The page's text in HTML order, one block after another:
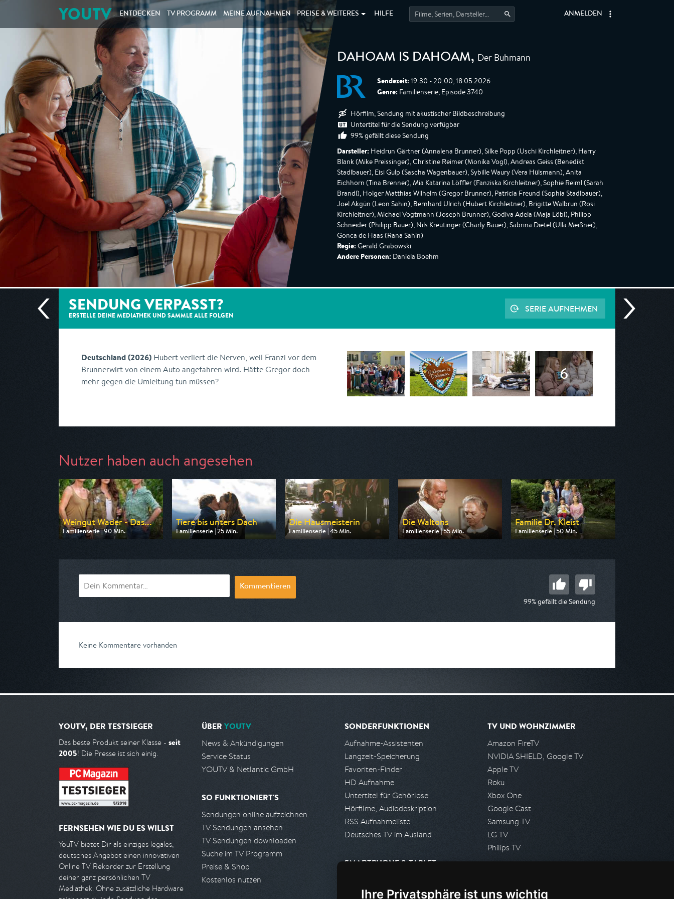
Ihre Privatsphäre ist uns wichtig
YOUTV ENTDECKEN TV PROGRAMM MEINEAUFNAHMEN PREISE & WEITERES HILFE ANMELDEN
DAHOAM IS DAHOAM, Der Buhmann
Sendezeit: 19:30 - 20:00, 18.05.2026
Genre: Familienserie, Episode 3740
Hörfilm, Sendung mit akustischer Bildbeschreibung
Untertitel für die Sendung verfügbar
99% gefällt diese Sendung
Darsteller: Heidrun Gärtner (Annalena Brunner), Silke Popp (Uschi Kirchleitner), Harry
Blank (Mike Preissinger), Christine Reimer (Monika Vogl), Andreas Geiss (Benedikt
Stadlbauer), Eisi Gulp (Sascha Wagenbauer), Sybille Waury (Vera Hülsmann), Anita
Eichhorn (Tina Brenner), Mia Katarina Löffler (Fanziska Kirchleitner), Sophie Reiml (Sarah
Brandl), Holger Matthias Wilhelm (Gregor Brunner), Patricia Freund (Sophia Stadlbauer),
Joel Akgün (Leon Sahin), Bernhard Ulrich (Hubert Kirchleitner), Brigitte Walbrun (Rosi
Kirchleitner), Michael Vogtmann (Joseph Brunner), Godiva Adela (Maja Löbl), Philipp
Schneider (Philipp Bauer), Nils Kreutinger (Charly Bauer), Sabrina Dietel (Ulla Meißner),
Gonca de Haas (Rana Sahin)
Regie: Gerald Grabowski
Andere Personen: Daniela Boehm
SENDUNG VERPASST?
ERSTELLE DEINE MEDIATHEK UND SAMMLE ALLE FOLGEN
SERIE AUFNEHMEN
Deutschland (2026) Hubert verliert die Nerven, weil Franzi vor dem
Brunnerwirt von einem Auto angefahren wird. Hätte Gregor doch
mehr gegen die Umleitung tun müssen?
Nutzer haben auch angesehen
Weingut Wader - Das...
Familienserie | 90 Min.
Ausgestrahlt von ARD
Tiere bis unters Dach
Familienserie | 25 Min.
Ausgestrahlt von ARD
Die Hausmeisterin
Familienserie | 45 Min.
Ausgestrahlt von BR
Die Waltons
Familienserie | 55 Min.
Ausgestrahlt von SAT.1 Gold
Familie Dr. Kleist
Familienserie | 50 Min.
Ausgestrahlt von HR
Kommentieren
99% gefällt die Sendung
Keine Kommentare vorhanden
YOUTV, DER TESTSIEGER
Das beste Produkt seiner Klasse - seit
2005! Die Presse ist sich einig.
FERNSEHEN WIE DU ES WILLST
YouTV bietet Dir als einziges legales,
deutsches Angebot einen innovativen
Online TV Rekorder zur Erstellung
deiner ganz persönlichen TV
Mediathek. Ohne zusätzliche Hardware
ÜBER YOUTV
News & Ankündigungen
Service Status
YOUTV & Netlantic GmbH
SO FUNKTIONIERT'S
Sendungen online aufzeichnen
TV Sendungen ansehen
TV Sendungen downloaden
Suche im TV Programm
Preise & Shop
Kostenlos nutzen
SONDERFUNKTIONEN
Aufnahme-Assistenten
Langzeit-Speicherung
Favoriten-Finder
HD Aufnahme
Untertitel für Gehörlose
Hörfilme, Audiodeskription
RSS Aufnahmeliste
Deutsches TV im Ausland
SMARTPHONE & TABLET
Android App
TV UND WOHNZIMMER
Amazon FireTV
NVIDIA SHIELD, Google TV
Apple TV
Roku
Xbox One
Google Cast
Samsung TV
LG TV
Philips TV
Presseanfrage stellen